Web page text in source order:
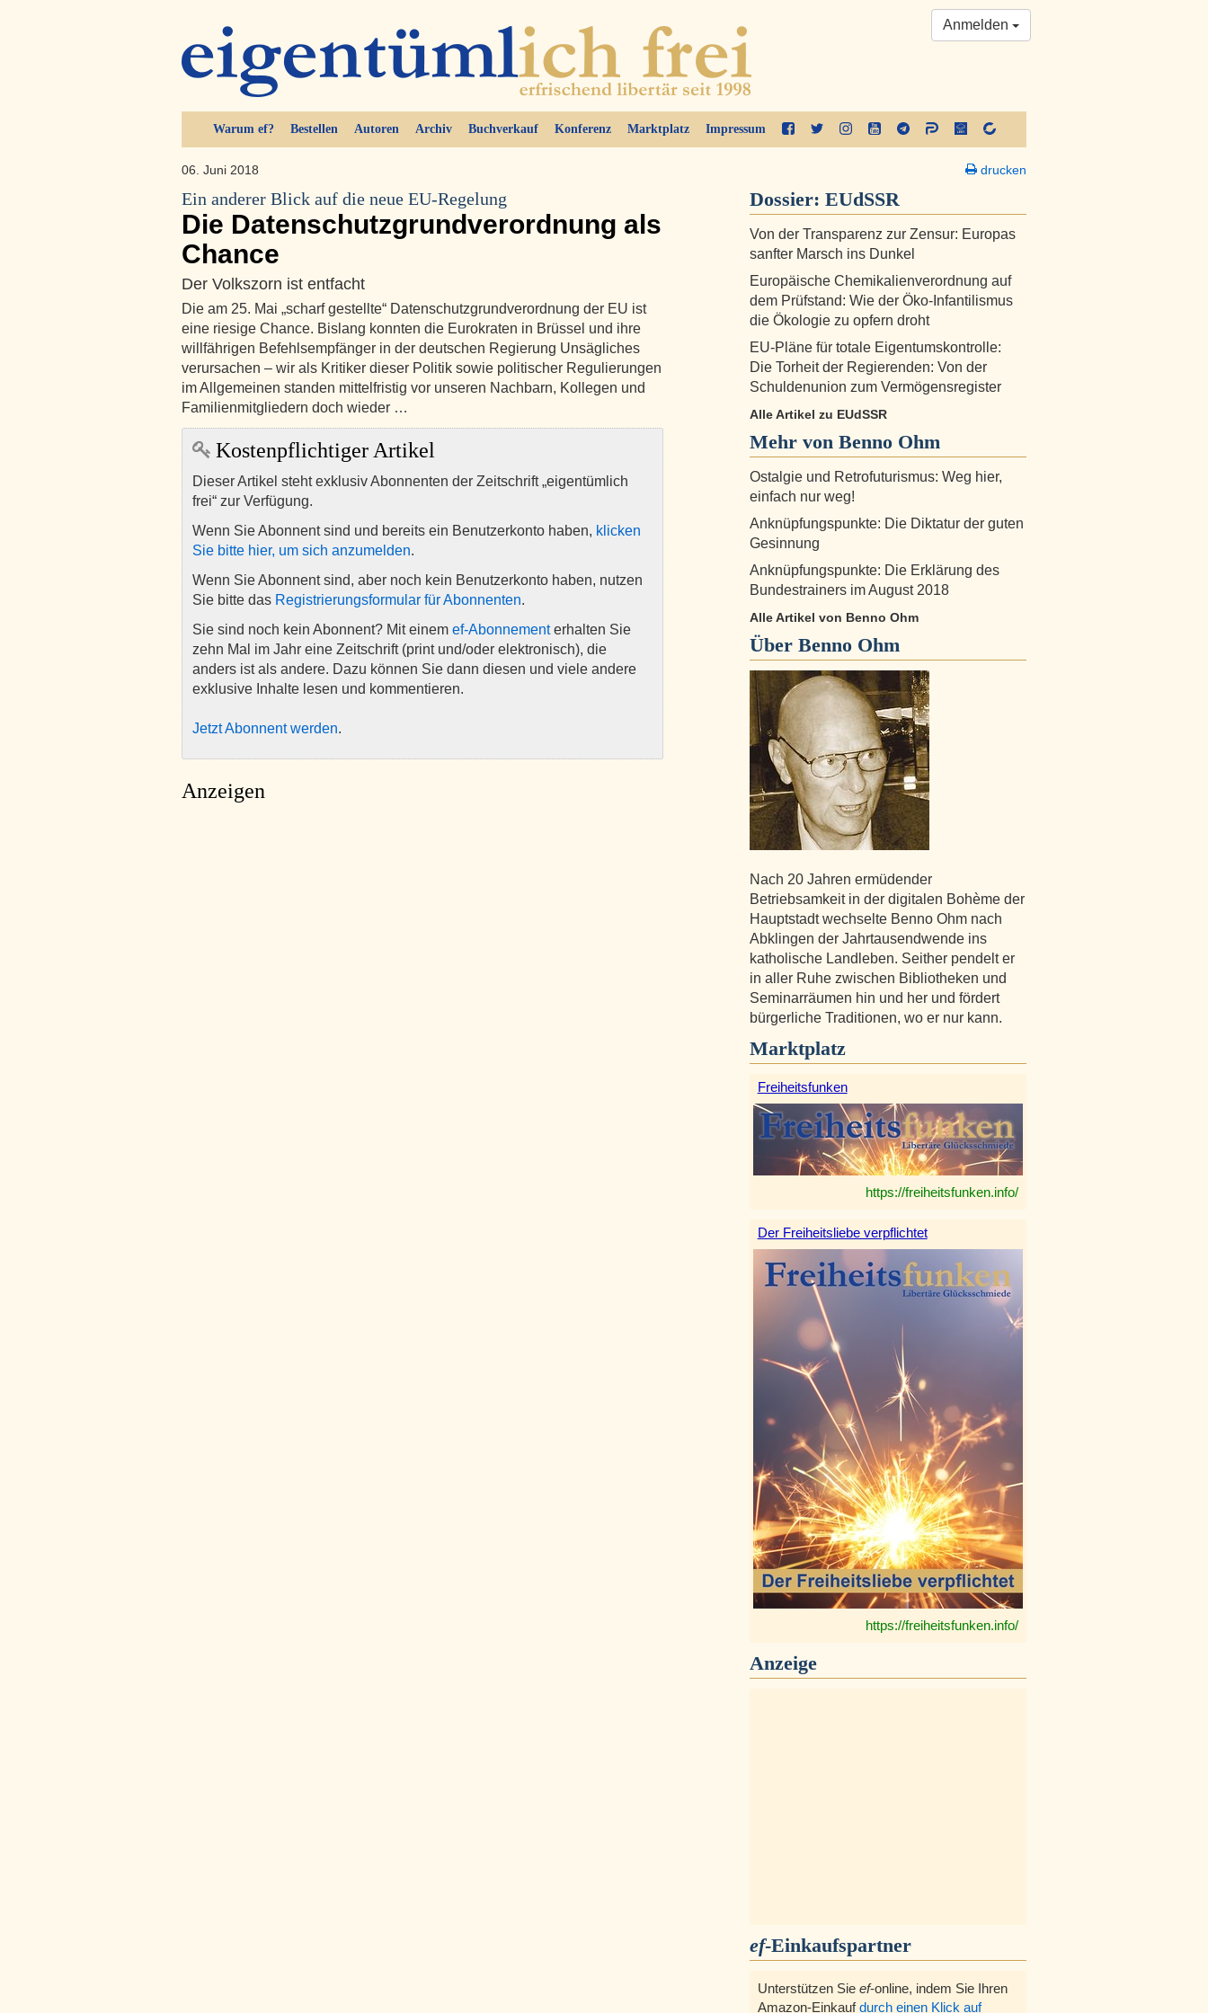
Warum ef? Bestellen Autoren Archiv Buchverkauf Konferenz Marktplatz Impressum
Anmelden
06. Juni 2018
Ein anderer Blick auf die neue EU-Regelung
Die Datenschutzgrundverordnung als
Chance
Der Volkszorn ist entfacht
Die am 25. Mai „scharf gestellte“ Datenschutzgrundverordnung der EU ist
eine riesige Chance. Bislang konnten die Eurokraten in Brüssel und ihre
willfährigen Befehlsempfänger in der deutschen Regierung Unsägliches
verursachen – wir als Kritiker dieser Politik sowie politischer Regulierungen
im Allgemeinen standen mittelfristig vor unseren Nachbarn, Kollegen und
Familienmitgliedern doch wieder …
Kostenpflichtiger Artikel
Dieser Artikel steht exklusiv Abonnenten der Zeitschrift „eigentümlich
frei“ zur Verfügung.
Wenn Sie Abonnent sind und bereits ein Benutzerkonto haben, klicken
Sie bitte hier, um sich anzumelden.
Wenn Sie Abonnent sind, aber noch kein Benutzerkonto haben, nutzen
Sie bitte das Registrierungsformular für Abonnenten.
Sie sind noch kein Abonnent? Mit einem ef-Abonnementerhalten Sie
zehn Mal im Jahr eine Zeitschrift (print und/oder elektronisch), die
anders ist als andere. Dazu können Sie dann diesen und viele andere
exklusive Inhalte lesen und kommentieren.
Jetzt Abonnent werden.
Anzeigen
drucken
Dossier: EUdSSR
Von der Transparenz zur Zensur: Europas
sanfter Marsch ins Dunkel
Europäische Chemikalienverordnung auf
dem Prüfstand: Wie der Öko-Infantilismus
die Ökologie zu opfern droht
EU-Pläne für totale Eigentumskontrolle:
Die Torheit der Regierenden: Von der
Schuldenunion zum Vermögensregister
Alle Artikel zu EUdSSR
Mehr von Benno Ohm
Ostalgie und Retrofuturismus: Weg hier,
einfach nur weg!
Anknüpfungspunkte: Die Diktatur der guten
Gesinnung
Anknüpfungspunkte: Die Erklärung des
Bundestrainers im August 2018
Alle Artikel von Benno Ohm
Über Benno Ohm
Nach 20 Jahren ermüdender
Betriebsamkeit in der digitalen Bohème der
Hauptstadt wechselte Benno Ohm nach
Abklingen der Jahrtausendwende ins
katholische Landleben. Seither pendelt er
in aller Ruhe zwischen Bibliotheken und
Seminarräumen hin und her und fördert
bürgerliche Traditionen, wo er nur kann.
Marktplatz
Freiheitsfunken
https://freiheitsfunken.info/
Der Freiheitsliebe verpflichtet
https://freiheitsfunken.info/
Anzeige
ef-Einkaufspartner
Unterstützen Sie ef-online, indem Sie Ihren
Amazon-Einkaufdurch einen Klick auf